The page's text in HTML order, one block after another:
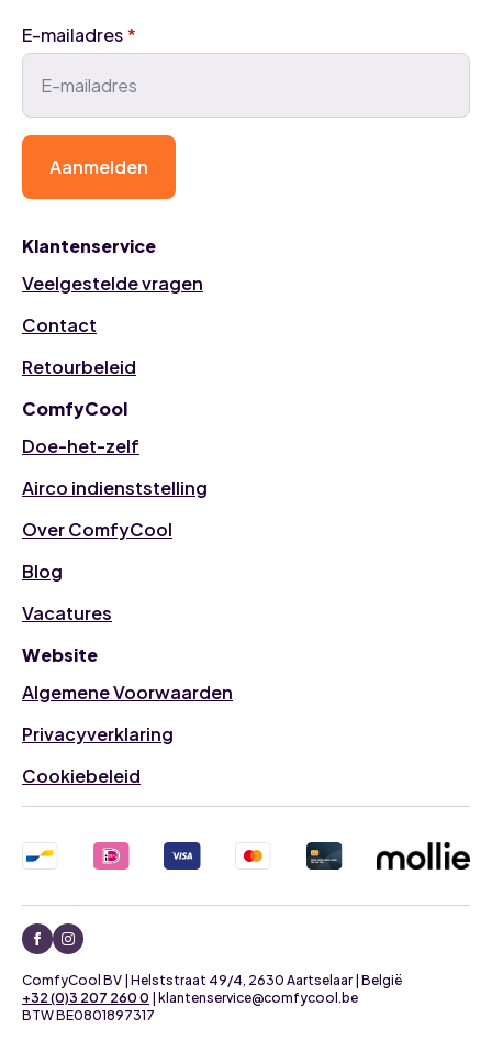
Klantenservice
Veelgestelde vragen
Contact
Retourbeleid
ComfyCool
Doe-het-zelf
Airco indienststelling
Over ComfyCool
Blog
Vacatures
Website
Algemene Voorwaarden
Privacyverklaring
Cookiebeleid
E-mailadres*
Aanmelden
+32 (0)3 207 260 0 | klantenservice@comfycool.be
BTW BE0801897317
ComfyCool BV | Helststraat 49/4, 2630 Aartselaar | België